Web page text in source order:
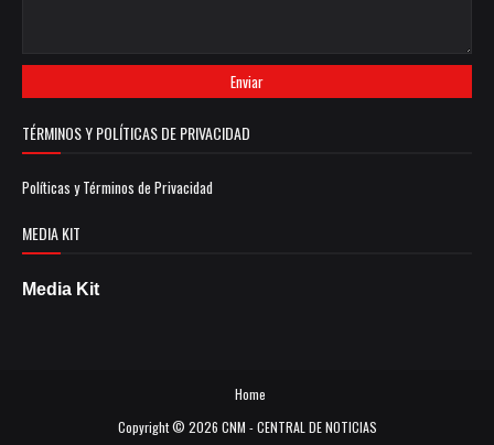
TÉRMINOS Y POLÍTICAS DE PRIVACIDAD
Políticas y Términos de Privacidad
MEDIA KIT
Media Kit
Home
Copyright © 2026 CNM - CENTRAL DE NOTICIAS